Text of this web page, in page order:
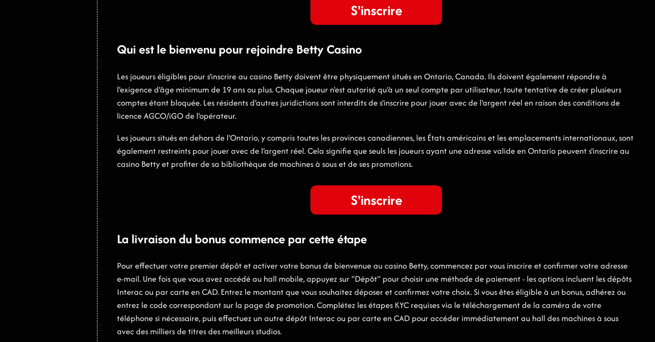
S'inscrire
Qui est le bienvenu pour rejoindre Betty Casino
Les joueurs éligibles pour s'inscrire au casino Betty doivent être physiquement situés en Ontario, Canada. Ils doivent également répondre à
l'exigence d'âge minimum de 19 ans ou plus. Chaque joueur n'est autorisé qu'à un seul compte par utilisateur, toute tentative de créer plusieurs
comptes étant bloquée. Les résidents d'autres juridictions sont interdits de s'inscrire pour jouer avec de l'argent réel en raison des conditions de
licence AGCO/iGO de l'opérateur.
Les joueurs situés en dehors de l'Ontario, y compris toutes les provinces canadiennes, les États américains et les emplacements internationaux, sont
également restreints pour jouer avec de l'argent réel. Cela signifie que seuls les joueurs ayant une adresse valide en Ontario peuvent s'inscrire au
casino Betty et profiter de sa bibliothèque de machines à sous et de ses promotions.
S'inscrire
La livraison du bonus commence par cette étape
Pour effectuer votre premier dépôt et activer votre bonus de bienvenue au casino Betty, commencez par vous inscrire et confirmer votre adresse
e-mail. Une fois que vous avez accédé au hall mobile, appuyez sur "Dépôt" pour choisir une méthode de paiement - les options incluent les dépôts
Interac ou par carte en CAD. Entrez le montant que vous souhaitez déposer et confirmez votre choix. Si vous êtes éligible à un bonus, adhérez ou
entrez le code correspondant sur la page de promotion. Complétez les étapes KYC requises via le téléchargement de la caméra de votre
téléphone si nécessaire, puis effectuez un autre dépôt Interac ou par carte en CAD pour accéder immédiatement au hall des machines à sous
avec des milliers de titres des meilleurs studios.